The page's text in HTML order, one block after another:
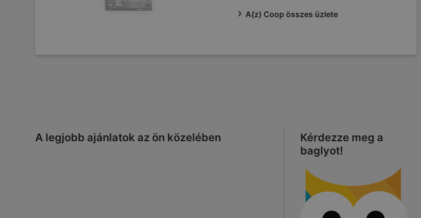
A(z) Coop összes üzlete
A legjobb ajánlatok az ön közelében
Kérdezze meg a
baglyot!